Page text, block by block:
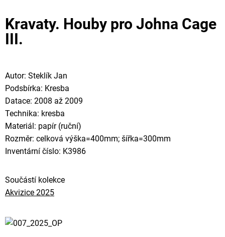
Kravaty. Houby pro Johna Cage
III.
Autor: Steklík Jan
Podsbírka: Kresba
Datace: 2008 až 2009
Technika: kresba
Materiál: papír (ruční)
Rozměr: celková výška=400mm; šířka=300mm
Inventární číslo: K3986
Součástí kolekce
Akvizice 2025